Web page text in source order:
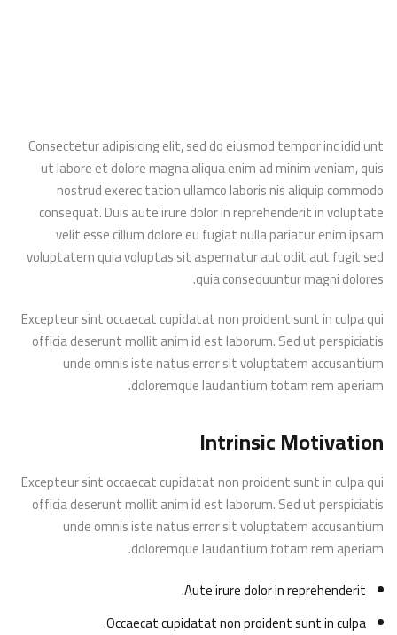
Consectetur adipisicing elit, sed do eiusmod tempor inc idid unt
ut labore et dolore magna aliqua enim ad minim veniam, quis
nostrud exerec tation ullamco laboris nis aliquip commodo
consequat. Duis aute irure dolor in reprehenderit in voluptate
velit esse cillum dolore eu fugiat nulla pariatur enim ipsam
voluptatem quia voluptas sit aspernatur aut odit aut fugit sed
quia consequuntur magni dolores.
Excepteur sint occaecat cupidatat non proident sunt in culpa qui
officia deserunt mollit anim id est laborum. Sed ut perspiciatis
unde omnis iste natus error sit voluptatem accusantium
doloremque laudantium totam rem aperiam.
Intrinsic Motivation
Excepteur sint occaecat cupidatat non proident sunt in culpa qui
officia deserunt mollit anim id est laborum. Sed ut perspiciatis
unde omnis iste natus error sit voluptatem accusantium
doloremque laudantium totam rem aperiam.
Aute irure dolor in reprehenderit.
Occaecat cupidatat non proident sunt in culpa.